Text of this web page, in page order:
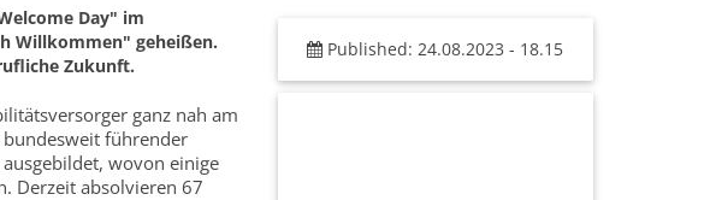
Day" im
Willkommen" geheißen.
Zukunft.
ganz nah am
führender
wovon einige
Derzeit absolvieren 67
Published: 24.08.2023 - 18.15